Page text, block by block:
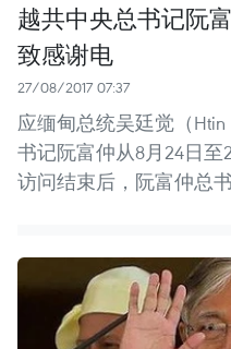
越共中央总书记阮
致感谢电
27/08/2017 07:37
应缅甸总统吴廷觉（
书记阮富仲从8月24日至
访问结束后，阮富仲总